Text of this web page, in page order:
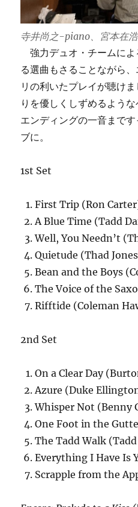
寺井尚之-piano、宮本在
強力デュオ・チームによ
る選曲もさることながら
リの利いたプレイが聴け
りを優しくしずめるよう
エンディングの一音まで
ブに。
1st Set
First Trip (Ron
A Blue Time (Tadd
Well, You Needn’t
Quietude (Thad
Bean and the Boys
The Voice of the
Rifftide (Coleman
2nd Set
On a Clear Day
Azure (Duke
Whisper Not (Benny
One Foot in the
The Tadd Walk
Everything I Have Is
Scrapple from the